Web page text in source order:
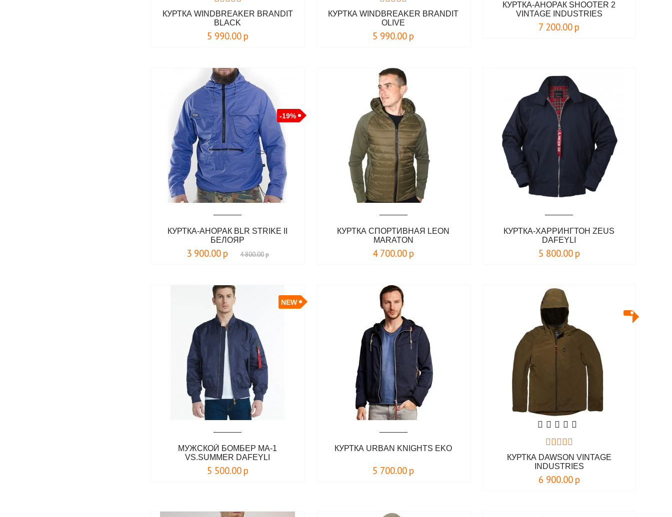
КУРТКА WINDBREAKER BRANDIT
BLACK
5 990.00 р
КУРТКА WINDBREAKER BRANDIT
OLIVE
5 990.00 р
КУРТКА-АНОРАК SHOOTER 2
VINTAGE INDUSTRIES
7 200.00 р
-19%
КУРТКА-АНОРАК BLR STRIKE II
БЕЛОЯР
3 900.00 р 4 800.00р
КУРТКА СПОРТИВНАЯ LEON
MARATON
4 700.00 р
КУРТКА-ХАРРИНГТОН ZEUS
DAFEYLI
5 800.00 р
NEW
МУЖСКОЙ БОМБЕР MA-1
VS.SUMMER DAFEYLI
5 500.00 р
КУРТКА URBAN KNIGHTS EKO
5 700.00 р
КУРТКА DAWSON VINTAGE
INDUSTRIES
6 900.00 р